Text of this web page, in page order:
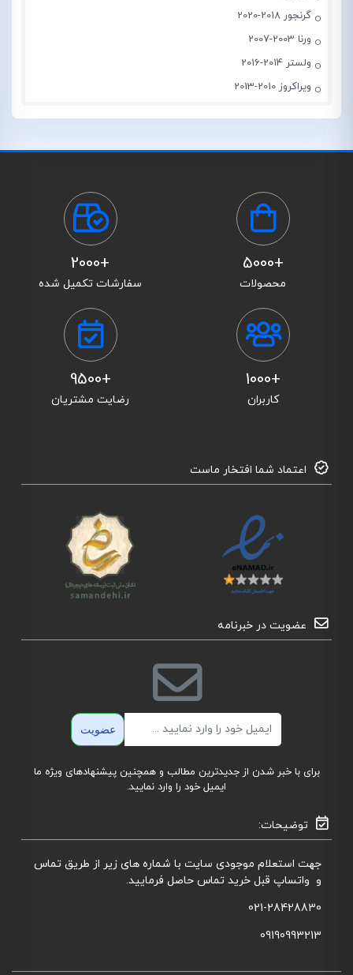
گرنجور 2018-2020
ورنا 2003-2007
ولستر 2014-2016
ویراکروز 2010-2013
+5000
محصولات
+2000
سفارشات تکمیل شده
+1000
کاربران
+9500
رضایت مشتریان
اعتماد شما افتخار ماست
عضویت در خبرنامه
عضویت
برای با خبر شدن از جدیدترین مطالب و همچنین پیشنهادهای ویژه ما
ایمیل خود را وارد نمایید.
توضیحات:
جهت استعلام موجودی سایت با شماره های زیر از طریق تماس
و واتساپ قبل خرید تماس حاصل فرمایید.
021-28428830
09190993213